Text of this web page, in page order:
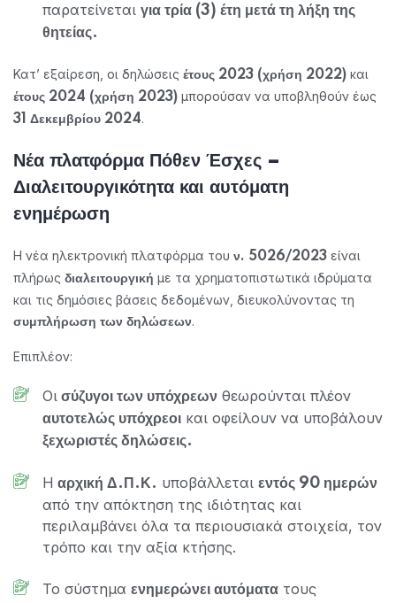
παρατείνεται για τρία (3) έτη μετά τη λήξη της
θητείας.
Κατ’ εξαίρεση, οι δηλώσεις έτους 2023 (χρήση 2022) και
έτους 2024 (χρήση 2023) μπορούσαν να υποβληθούν έως
31 Δεκεμβρίου 2024.
Νέα πλατφόρμα Πόθεν Έσχες –
Διαλειτουργικότητα και αυτόματη
ενημέρωση
Η νέα ηλεκτρονική πλατφόρμα του ν. 5026/2023 είναι
πλήρως διαλειτουργική με τα χρηματοπιστωτικά ιδρύματα
και τις δημόσιες βάσεις δεδομένων, διευκολύνοντας τη
συμπλήρωση των δηλώσεων.
Επιπλέον:
Οι σύζυγοι των υπόχρεων θεωρούνται πλέον
αυτοτελώς υπόχρεοι και οφείλουν να υποβάλουν
ξεχωριστές δηλώσεις.
Η αρχική Δ.Π.Κ. υποβάλλεται εντός 90 ημερών
από την απόκτηση της ιδιότητας και
περιλαμβάνει όλα τα περιουσιακά στοιχεία, τον
τρόπο και την αξία κτήσης.
Το σύστημα ενημερώνει αυτόματα τους